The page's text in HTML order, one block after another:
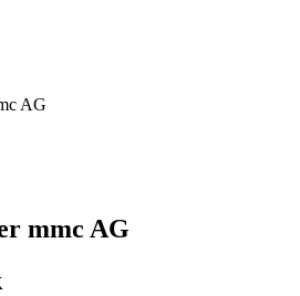
mmc AG